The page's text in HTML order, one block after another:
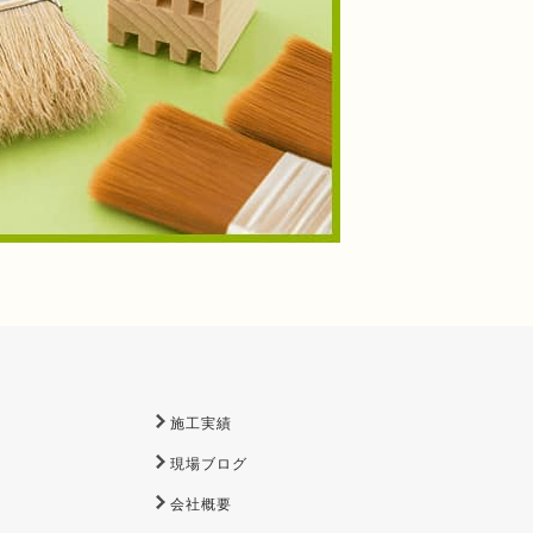
施工実績
現場ブログ
会社概要